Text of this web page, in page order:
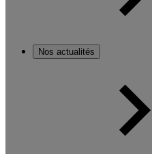
Nos actualités